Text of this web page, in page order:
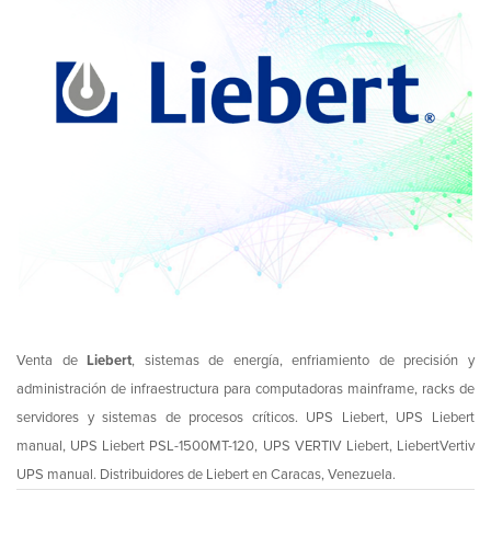
Venta deLiebert, sistemas de energía, enfriamiento de precisión y
administración de infraestructura para computadoras mainframe, racks de
servidores y sistemas de procesos críticos. UPS Liebert, UPS Liebert
manual, UPS Liebert PSL-1500MT-120, UPS VERTIV Liebert, LiebertVertiv
UPS manual. Distribuidores de Liebert en Caracas, Venezuela.